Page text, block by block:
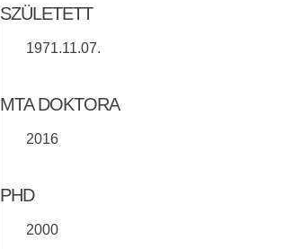
SZÜLETETT
1971.11.07.
MTA DOKTORA
2016
PHD
2000